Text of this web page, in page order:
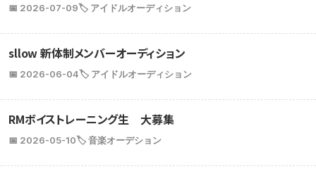
📅 2026-07-09🏷️ アイドルオーディション
sllow 新体制メンバーオーディション
📅 2026-06-04🏷️ アイドルオーディション
RMボイストレーニング生 大募集
📅 2026-05-10🏷️ 音楽オーデション